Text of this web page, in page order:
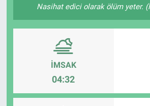
Nasihat edici olarak ölüm yeter.
İMSAK
04:32
Politika